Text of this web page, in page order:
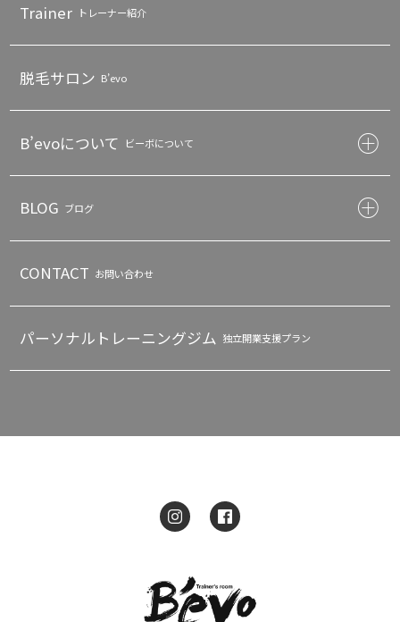
Trainer トレーナー紹介
脱毛サロン B’evo
B’evoについて ビーボについて
BLOG ブログ
CONTACT お問い合わせ
パーソナルトレーニングジム 独立開業支援プラン